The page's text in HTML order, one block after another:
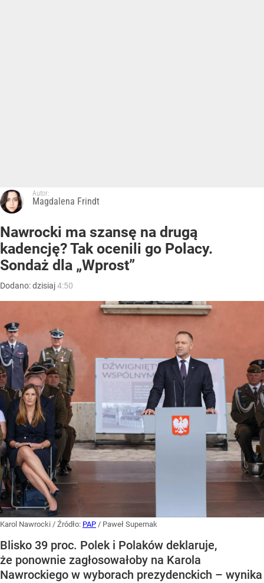
Autor:
Magdalena Frindt
Nawrocki ma szansę na drugą
kadencję? Tak ocenili go Polacy.
Sondaż dla „Wprost”
Dodano:dzisiaj4:50
Karol Nawrocki / Źródło: PAP / Paweł Supernak
Blisko 39 proc. Polek i Polaków deklaruje,
że ponownie zagłosowałoby na Karola
Nawrockiego w wyborach prezydenckich – wynika